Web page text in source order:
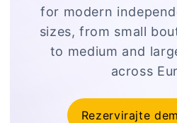
for modern
sizes, from small
to medium and
across
Rezervirajte